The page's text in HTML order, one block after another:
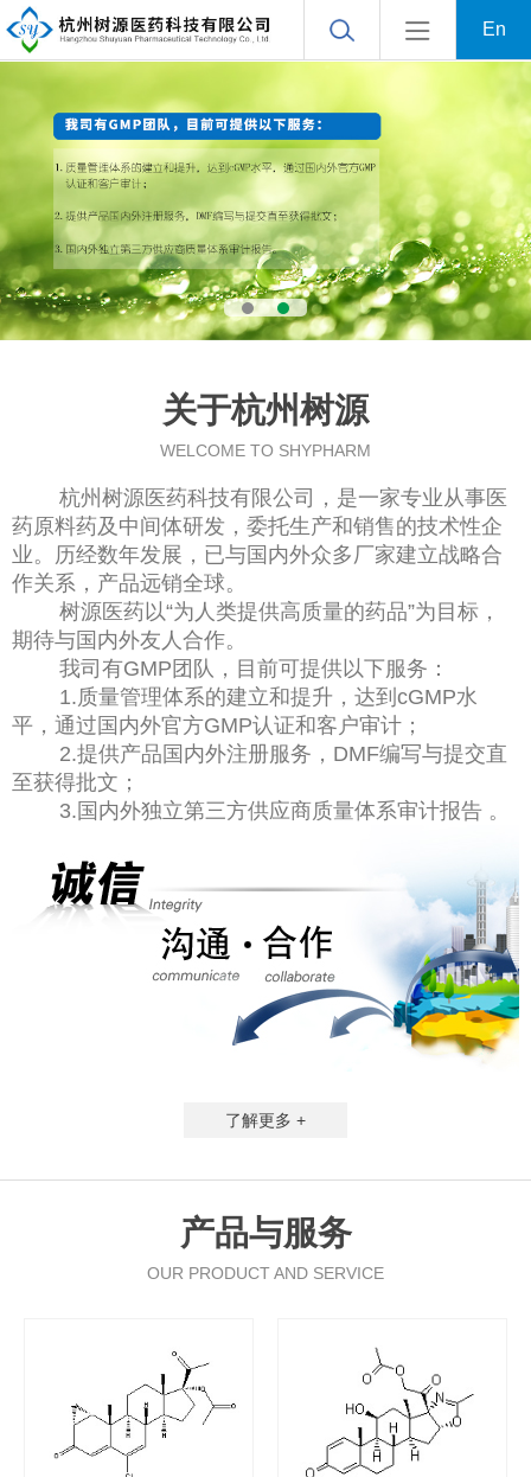
En
关于杭州树源
WELCOME TO SHYPHARM
杭州树源医药科技有限公司
，是一家专业从事医
药原料药及中间体研发，委托生产和销售的技术性企
业。历经数年发展，已与国内外众多厂家建立战略合
作关系，产品远销全球。
树源医药以“为人类提供高质量的药品”为目标，
期待与国内外友人合作。
我司有GMP团队，目前可提供以下服务：
1.质量管理体系的建立和提升，达到cGMP水
平，通过国内外官方GMP认证和客户审计；
2.提供产品国内外注册服务，DMF编写与提交直
至获得批文；
3.国内外独立第三方供应商质量体系审计报告 。
了解更多 +
产品与服务
OUR PRODUCT AND SERVICE